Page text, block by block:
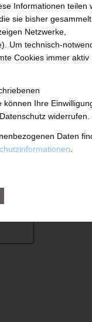
FULDA
Münsterfeld
Informationen teilen
sie bisher gesammelt
Netzwerke,
Um technisch-
Cookies immer aktiv
können Ihre
widerrufen.
Daten